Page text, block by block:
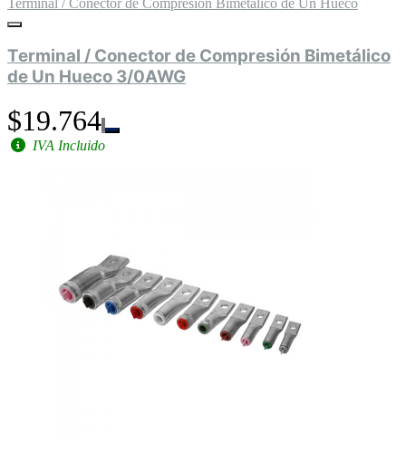
Terminal / Conector de Compresión Bimetálico de Un Hueco
Terminal / Conector de Compresión Bimetálico
de Un Hueco 3/0AWG
$19.764
IVA Incluido